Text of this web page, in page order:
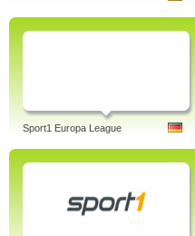
Sport1 Europa League